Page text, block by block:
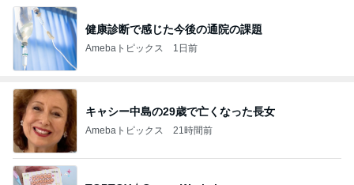
健康診断で感じた今後の通院の課題
Amebaトピックス 1日前
キャシー中島の29歳で亡くなった長女
Amebaトピックス 21時間前